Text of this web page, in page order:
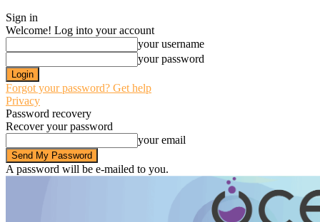
Sign in
Welcome! Log into your account
your username
your password
Forgot your password? Get help
Privacy
Password recovery
Recover your password
your email
A password will be e-mailed to you.